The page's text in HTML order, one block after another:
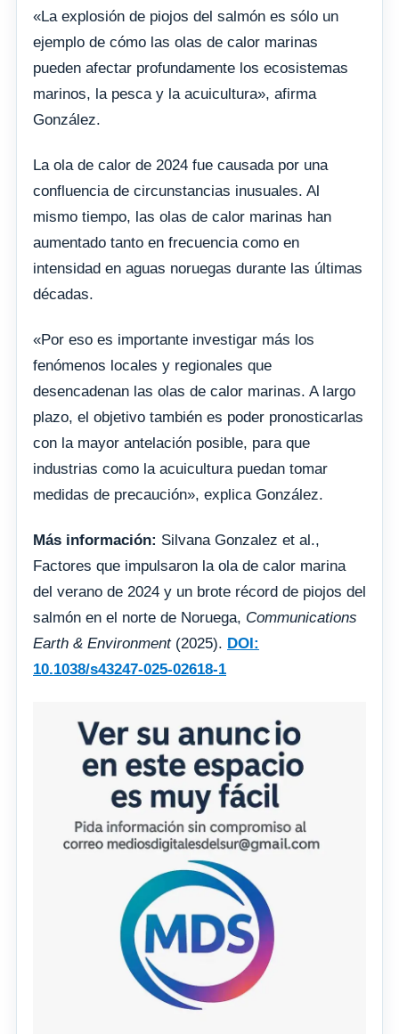
«La explosión de piojos del salmón es sólo un
ejemplo de cómo las olas de calor marinas
pueden afectar profundamente los ecosistemas
marinos, la pesca y la acuicultura», afirma
González.
La ola de calor de 2024 fue causada por una
confluencia de circunstancias inusuales. Al
mismo tiempo, las olas de calor marinas han
aumentado tanto en frecuencia como en
intensidad en aguas noruegas durante las últimas
décadas.
«Por eso es importante investigar más los
fenómenos locales y regionales que
desencadenan las olas de calor marinas. A largo
plazo, el objetivo también es poder pronosticarlas
con la mayor antelación posible, para que
industrias como la acuicultura puedan tomar
medidas de precaución», explica González.
Más información: Silvana Gonzalez et al.,
Factores que impulsaron la ola de calor marina
del verano de 2024 y un brote récord de piojos del
salmón en el norte de Noruega, Communications
Earth & Environment(2025). DOI:
10.1038/s43247-025-02618-1